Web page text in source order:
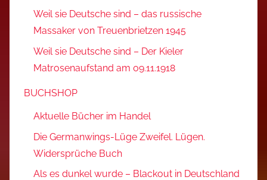
Weil sie Deutsche sind – das russische
Massaker von Treuenbrietzen 1945
Weil sie Deutsche sind – Der Kieler
Matrosenaufstand am 09.11.1918
BUCHSHOP
Aktuelle Bücher im Handel
Die Germanwings-Lüge Zweifel. Lügen.
Widersprüche Buch
Als es dunkel wurde – Blackout in Deutschland